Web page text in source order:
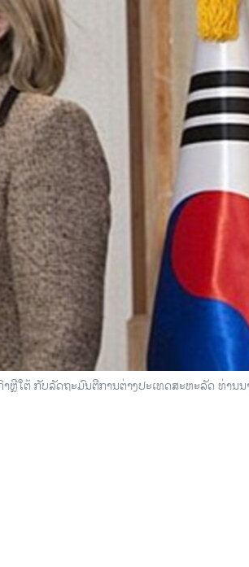
ຫຼີໃຕ້ ກັບລັດຖະມົນຕີການຕ່າງປະເທດສະຫະລັດ ທ່ານນ